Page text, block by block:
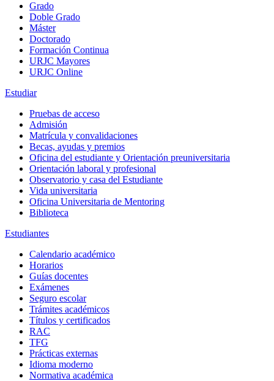
Grado
Doble Grado
Máster
Doctorado
Formación Continua
URJC Mayores
URJC Online
Estudiar
Pruebas de acceso
Admisión
Matrícula y convalidaciones
Becas, ayudas y premios
Oficina del estudiante y Orientación preuniversitaria
Orientación laboral y profesional
Observatorio y casa del Estudiante
Vida universitaria
Oficina Universitaria de Mentoring
Biblioteca
Estudiantes
Calendario académico
Horarios
Guías docentes
Exámenes
Seguro escolar
Trámites académicos
Títulos y certificados
RAC
TFG
Prácticas externas
Idioma moderno
Normativa académica